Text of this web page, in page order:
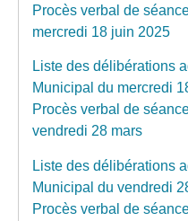
Procès verbal de
mercredi 18 juin 2025
Liste des délibérations
Municipal du mercredi
Procès verbal de
vendredi 28 mars
Liste des délibérations
Municipal du vendredi
Procès verbal de